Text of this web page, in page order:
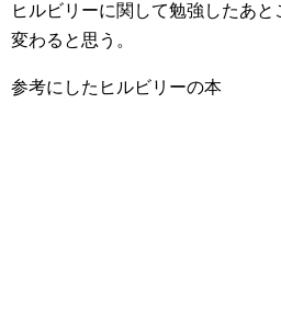
ヒルビリーに関して勉強したあ
変わると思う。
参考にしたヒルビリーの本